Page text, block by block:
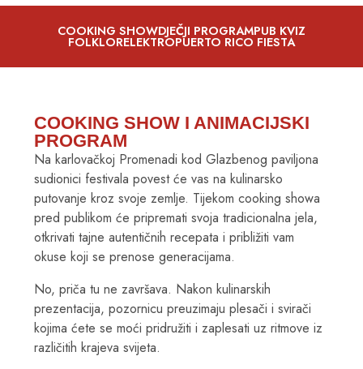
COOKING SHOWDJEČJI PROGRAMPUB KVIZ
FOLKLORELEKTROPUERTO RICO FIESTA
COOKING SHOW I ANIMACIJSKI
PROGRAM
Na karlovačkoj Promenadi kod Glazbenog paviljona
sudionici festivala povest će vas na kulinarsko
putovanje kroz svoje zemlje. Tijekom cooking showa
pred publikom će pripremati svoja tradicionalna jela,
otkrivati tajne autentičnih recepata i približiti vam
okuse koji se prenose generacijama.
No, priča tu ne završava. Nakon kulinarskih
prezentacija, pozornicu preuzimaju plesači i svirači
kojima ćete se moći pridružiti i zaplesati uz ritmove iz
različitih krajeva svijeta.